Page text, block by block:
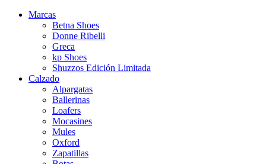
Marcas
Betna Shoes
Donne Ribelli
Greca
kp Shoes
Shuzzos Edición Limitada
Calzado
Alpargatas
Ballerinas
Loafers
Mocasines
Mules
Oxford
Zapatillas